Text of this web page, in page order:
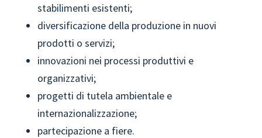
stabilimenti esistenti;
diversificazione della produzione in nuovi
prodotti o servizi;
innovazioni nei processi produttivi e
organizzativi;
progetti di tutela ambientale e
internazionalizzazione;
partecipazione a fiere.